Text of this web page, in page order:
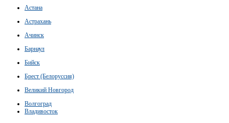
Астана
Астрахань
Ачинск
Барнаул
Бийск
Брест (Белоруссия)
Великий Новгород
Волгоград
Владивосток